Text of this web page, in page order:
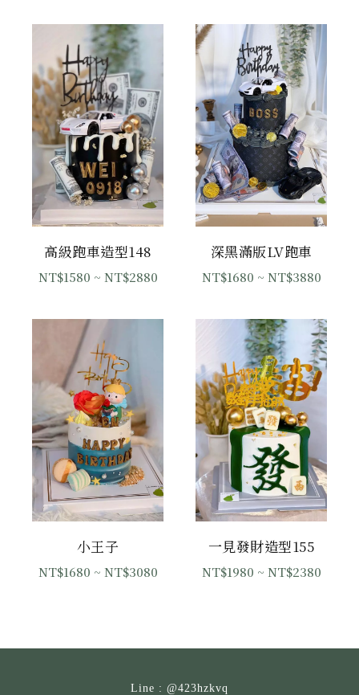
高級跑車造型148
NT$1580 ~ NT$2880
深黑滿版LV跑車
NT$1680 ~ NT$3880
小王子
NT$1680 ~ NT$3080
一見發財造型155
NT$1980 ~ NT$2380
Line : @423hzkvq